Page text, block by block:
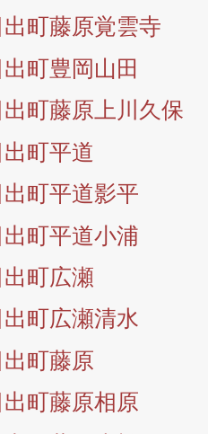
町藤原覚雲寺
町豊岡山田
町藤原上川久保
町平道
町平道影平
町平道小浦
町広瀬
町広瀬清水
町藤原
町藤原相原